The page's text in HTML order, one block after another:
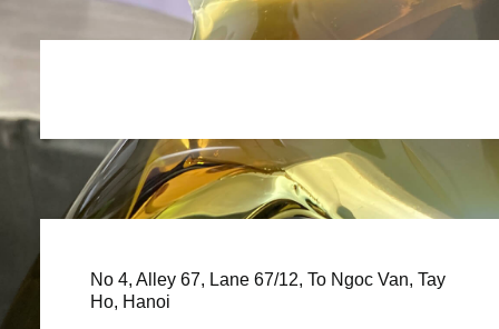
No 4, Alley 67, Lane 67/12, To Ngoc Van, Tay
Ho, Hanoi